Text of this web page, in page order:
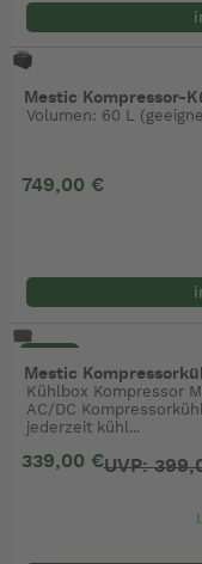
Mestic Kompressor-
Volumen: 60 L
749,00 €
Mestic
Kühlbox Kompressor
AC/DC
jederzeit kühl...
339,00 €UVP: